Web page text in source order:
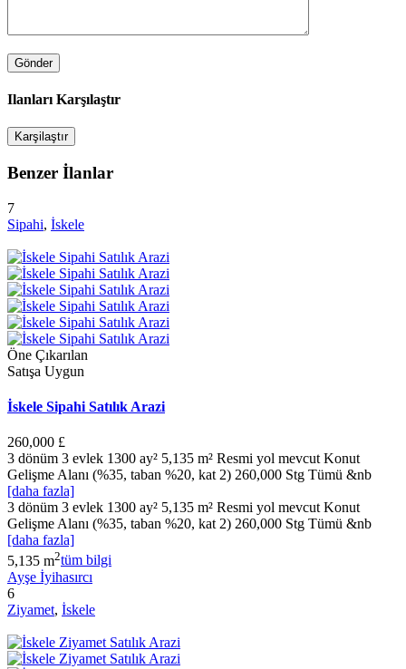
Ilanları Karşılaştır
Karşilaştır
Benzer İlanlar
7
Sipahi, İskele
Öne Çıkarılan
Satışa Uygun
İskele Sipahi Satılık Arazi
260,000 £
3 dönüm 3 evlek 1300 ay² 5,135 m² Resmi yol mevcut Konut
Gelişme Alanı (%35, taban %20, kat 2) 260,000 Stg Tümü &nb
[daha fazla]
3 dönüm 3 evlek 1300 ay² 5,135 m² Resmi yol mevcut Konut
Gelişme Alanı (%35, taban %20, kat 2) 260,000 Stg Tümü &nb
[daha fazla]
5,135 m2tüm bilgi
Ayşe İyihasırcı
6
Ziyamet, İskele